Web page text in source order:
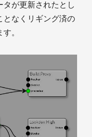
タが更新されたとし
となくリギング済の
。